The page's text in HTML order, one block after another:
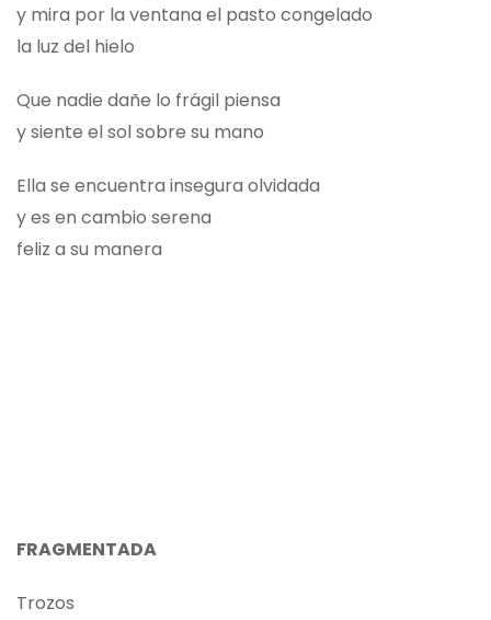
y mira por la ventana el pasto congelado
la luz del hielo
Que nadie dañe lo frágil piensa
y siente el sol sobre su mano
Ella se encuentra insegura olvidada
y es en cambio serena
feliz a su manera
FRAGMENTADA
Trozos